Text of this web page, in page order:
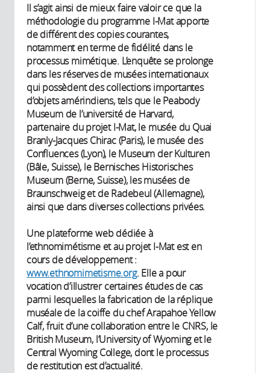
Il s’agit ainsi de mieux faire valoir ce que la
méthodologie du programme I-Mat apporte
de différent des copies courantes,
notamment en terme de fidélité dans le
processus mimétique. L’enquête se prolonge
dans les réserves de musées internationaux
qui possèdent des collections importantes
d’objets amérindiens, tels que le Peabody
Museum de l’université de Harvard,
partenaire du projet I-Mat, le musée du Quai
Branly-Jacques Chirac (Paris), le musée des
Confluences (Lyon), le Museum der Kulturen
(Bâle, Suisse), le Bernisches Historisches
Museum (Berne, Suisse), les musées de
Braunschweig et de Radebeul (Allemagne),
ainsi que dans diverses collections privées.
Une plateforme web dédiée à
l’ethnomimétisme et au projet I-Mat est en
cours de développement :
www.ethnomimetisme.org. Elle a pour
vocation d’illustrer certaines études de cas
parmi lesquelles la fabrication de la réplique
muséale de la coiffe du chef Arapahoe Yellow
Calf, fruit d’une collaboration entre le CNRS, le
British Museum, l’University of Wyoming et le
Central Wyoming College, dont le processus
de restitution est d’actualité.